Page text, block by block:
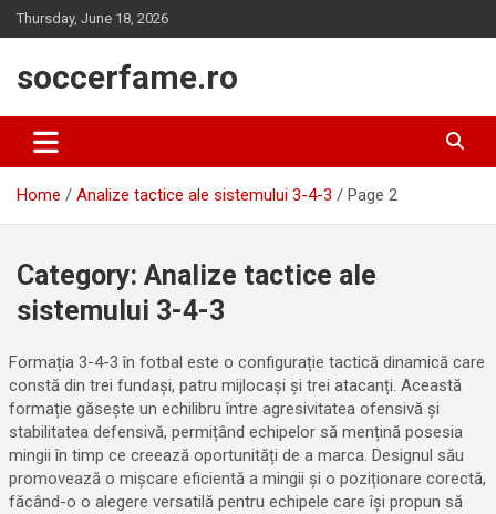
Skip
to
Thursday, June 18, 2026
soccerfame.ro
Home Analize tactice ale sistemului 3-4-3 Page 2
Category: Analize tactice ale
sistemului 3-4-3
Formația 3-4-3 în fotbal este o configurație tactică dinamică care
constă din trei fundași, patru mijlocași și trei atacanți. Această
formație găsește un echilibru între agresivitatea ofensivă și
stabilitatea defensivă, permițând echipelor să mențină posesia
mingii în timp ce creează oportunități de a marca. Designul său
promovează o mișcare eficientă a mingii și o poziționare corectă,
făcând-o o alegere versatilă pentru echipele care își propun să